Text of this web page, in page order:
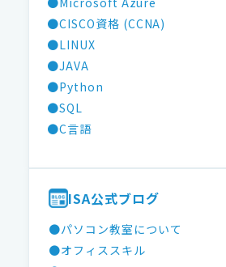
●CISCO資格 (CCNA)
●LINUX
●JAVA
●Python
●SQL
●C言語
ISA公式ブログ
●パソコン教室について
●オフィススキル